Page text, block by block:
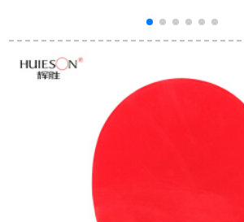
的に帰ってきてシン
グペーアの娯楽を弾
きます。大人向けの
項(65 cmのソフト軸
*1)にラッケトを持ち
テーフルの折りたみ
普通型＝普通管+普通